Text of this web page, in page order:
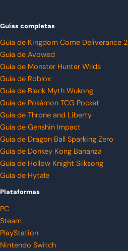
Guías completas
Guía de Kingdom Come Deliverance 2
Guía de Avowed
Guía de Monster Hunter Wilds
Guía de Roblox
Guía de Black Myth Wukong
Guía de Pokémon TCG Pocket
Guía de Throne and Liberty
Guía de Genshin Impact
Guía de Dragon Ball Sparking Zero
Guía de Donkey Kong Bananza
Guía de Hollow Knight Silksong
Guía de Hytale
Plataformas
PC
Steam
PlayStation
Nintendo Switch